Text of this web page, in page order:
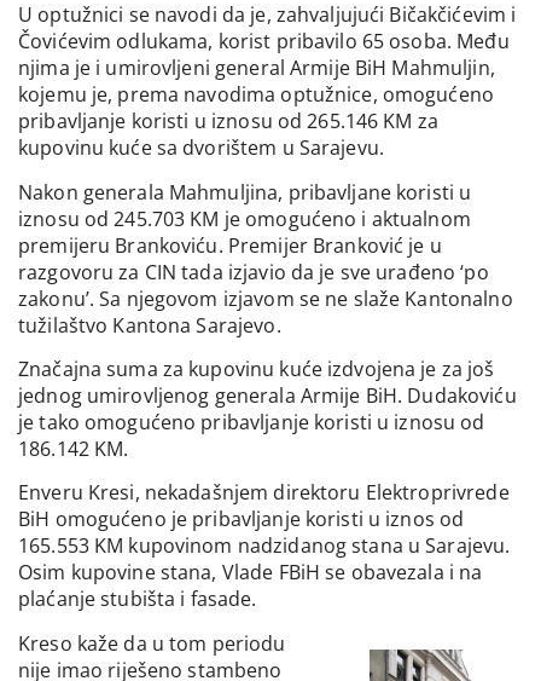
U optužnici se navodi da je, zahvaljujući Bičakčićevim i
Čovićevim odlukama, korist pribavilo 65 osoba. Među
njima je i umirovljeni general Armije BiH Mahmuljin,
kojemu je, prema navodima optužnice, omogućeno
pribavljanje koristi u iznosu od 265.146 KM za
kupovinu kuće sa dvorištem u Sarajevu.
Nakon generala Mahmuljina, pribavljane koristi u
iznosu od 245.703 KM je omogućeno i aktualnom
premijeru Brankoviću. Premijer Branković je u
razgovoru za CIN tada izjavio da je sve urađeno ‘po
zakonu’. Sa njegovom izjavom se ne slaže Kantonalno
tužilaštvo Kantona Sarajevo.
Značajna suma za kupovinu kuće izdvojena je za još
jednog umirovljenog generala Armije BiH. Dudakoviću
je tako omogućeno pribavljanje koristi u iznosu od
186.142 KM.
Enveru Kresi, nekadašnjem direktoru Elektroprivrede
BiH omogućeno je pribavljanje koristi u iznos od
165.553 KM kupovinom nadzidanog stana u Sarajevu.
Osim kupovine stana, Vlade FBiH se obavezala i na
plaćanje stubišta i fasade.
Kreso kaže da u tom periodu
nije imao riješeno stambeno